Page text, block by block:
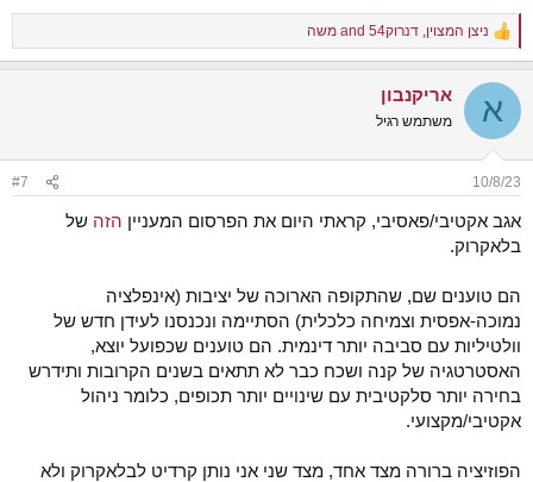
R
e
c
i
s
ניצן המצוין דנרוק54 משה
א אריקנבון
משתמש רגיל
10/8/23
#7
אגב אקטיבי/פאסיבי, קראתי היום את הפרסום המעניין הזה של
בלאקרוק.
הם טוענים שם, שהתקופה הארוכה של יציבות (אינפלציה
נמוכה-אפסית וצמיחה כלכלית) הסתיימה ונכנסנו לעידן חדש של
וולטיליות עם סביבה יותר דינמית. הם טוענים שכפועל יוצא,
האסטרטגיה של קנה ושכח כבר לא תתאים בשנים הקרובות ותידרש
בחירה יותר סלקטיבית עם שינויים יותר תכופים, כלומר ניהול
אקטיבי/מקצועי.
הפוזיציה ברורה מצד אחד, מצד שני אני נותן קרדיט לבלאקרוק ולא